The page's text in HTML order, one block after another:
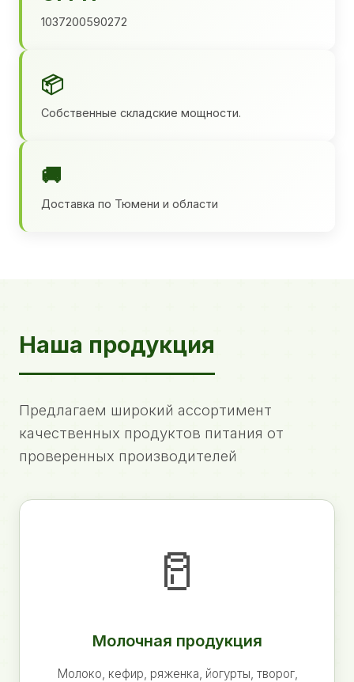
1037200590272
📦
Собственные складские мощности.
🚚
Доставка по Тюмени и области
Наша продукция
Предлагаем широкий ассортимент
качественных продуктов питания от
проверенных производителей
🥛
Молочная продукция
Молоко, кефир, ряженка, йогурты, творог,